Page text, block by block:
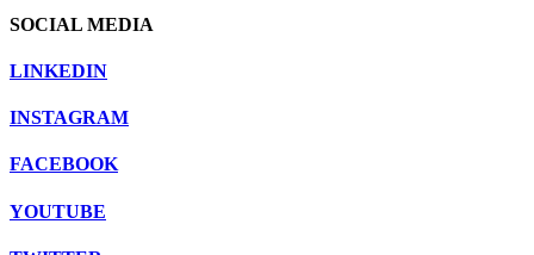
SOCIAL MEDIA
LINKEDIN
INSTAGRAM
FACEBOOK
YOUTUBE